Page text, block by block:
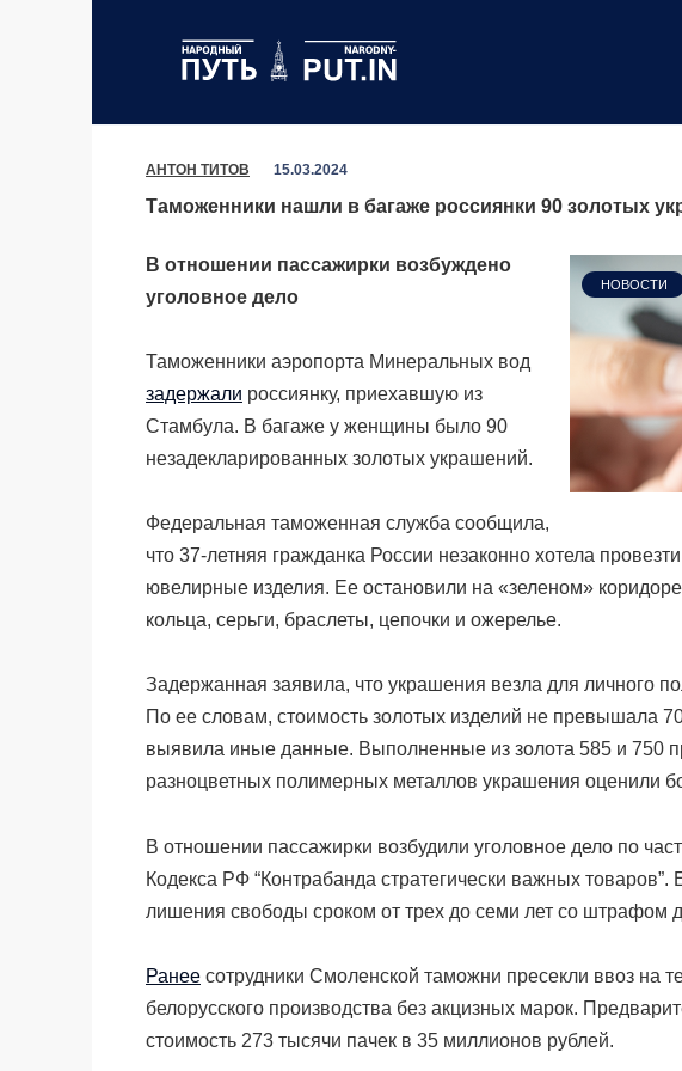
АНТОН ТИТОВ 15.03.2024
Таможенники нашли в багаже россиянки 90 золотых
НОВОСТИ
В отношении пассажирки возбуждено
уголовное дело
Таможенники аэропорта Минеральных вод
задержали россиянку, приехавшую из
Стамбула. В багаже у женщины было 90
незадекларированных золотых украшений.
Федеральная таможенная служба сообщила,
что 37-летняя гражданка России незаконно хотела
ювелирные изделия. Ее остановили на «зеленом»
кольца, серьги, браслеты, цепочки и ожерелье.
Задержанная заявила, что украшения везла для личного
По ее словам, стоимость золотых изделий не превышала
выявила иные данные. Выполненные из золота 585 и 750
разноцветных полимерных металлов украшения оценили
В отношении пассажирки возбудили уголовное дело по
Кодекса РФ “Контрабанда стратегически важных товаров”.
лишения свободы сроком от трех до семи лет со штрафом
Ранее сотрудники Смоленской таможни пресекли ввоз на
белорусского производства без акцизных марок.
стоимость 273 тысячи пачек в 35 миллионов рублей.